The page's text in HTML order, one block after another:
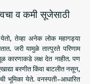
व कमी सूजेसाठी
तेव्हा अनेक लोक महागड्या
जरी यामुळे तात्पुरते परिणाम
कारणाकडे लक्ष देत नाहीत. पण
बरणीत किंवा बाटलीत नसून,
भूमिका येते. वनस्पती-आधारित